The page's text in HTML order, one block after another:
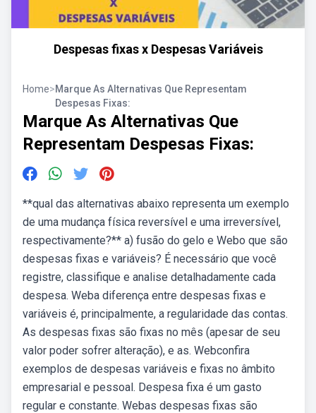
Despesas fixas x Despesas Variáveis
Home>Marque As Alternativas Que Representam
Despesas Fixas:
Marque As Alternativas Que
Representam Despesas Fixas:
**qual das alternativas abaixo representa um exemplo
de uma mudança física reversível e uma irreversível,
respectivamente?** a) fusão do gelo e Webo que são
despesas fixas e variáveis? É necessário que você
registre, classifique e analise detalhadamente cada
despesa. Weba diferença entre despesas fixas e
variáveis é, principalmente, a regularidade das contas.
As despesas fixas são fixas no mês (apesar de seu
valor poder sofrer alteração), e as. Webconfira
exemplos de despesas variáveis e fixas no âmbito
empresarial e pessoal. Despesa fixa é um gasto
regular e constante. Webas despesas fixas são